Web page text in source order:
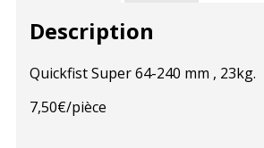
23kg
Description
Quickfist Super 64-240 mm , 23kg.
7,50€/pièce